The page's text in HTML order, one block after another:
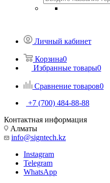
Личный кабинет
Корзина0
Избранные товары0
Сравнение товаров0
+7 (700) 484-88-88
Контактная информация
Алматы
info@signtech.kz
Instagram
Telegram
WhatsApp